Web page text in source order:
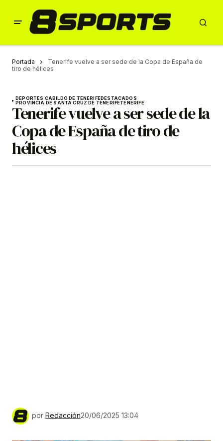
Portada
Tenerife vuelve a ser sede de la Copa de España de
tiro de hélices
DEPORTES CABILDO DE TENERIFEDESTACADOS
PROVINCIA DE SANTA CRUZ DE TENERIFETENERIFE
Tenerife vuelve a ser sede de la
Copa de España de tiro de
hélices
por Redacción20/06/2025 13:04